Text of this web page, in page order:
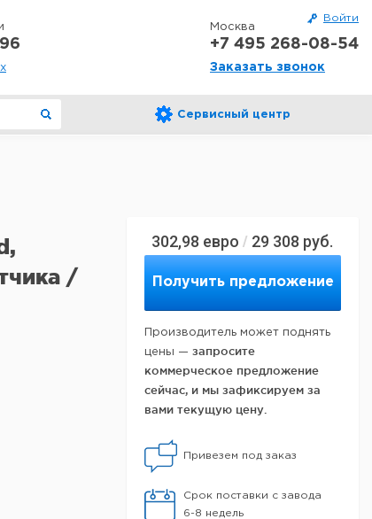
Войти
Москва
+7 495 268-08-54
Заказать звонок
Сервисный центр
302,98 евро / 29 308 руб.
Получить предложение
Производитель может поднять
цены — запросите
коммерческое предложение
сейчас, и мы зафиксируем за
вами текущую цену.
Привезем под заказ
Срок поставки с завода
6-8 недель
/